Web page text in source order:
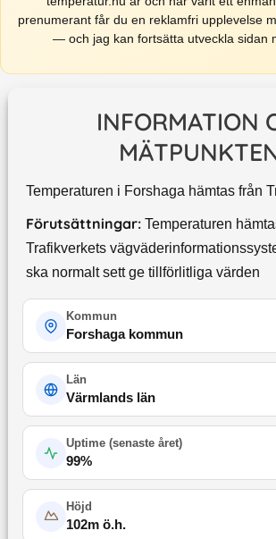
prenumerant får du en reklamfri upplevelse
— och jag kan fortsätta utveckla sidan
INFORMATION
Temperaturen i Forshaga hämtas från
Förutsättningar: Temperaturen
Trafikverkets
ska normalt sett ge tillförlitliga värden
Kommun
Forshaga kommun
Län
Värmlands län
Uptime (senaste året)
99%
Höjd
102m ö.h.